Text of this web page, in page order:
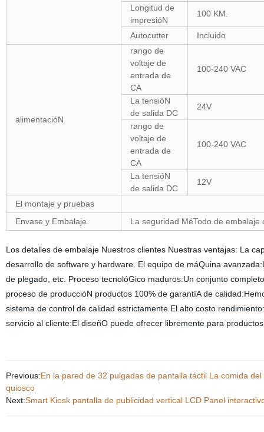
Longitud de
impresióN
100 KM.
Autocutter Incluido
alimentacióN
rango de
voltaje de
entrada de
CA
100-240 VAC
La tensióN
de salida DC
24V
rango de
voltaje de
entrada de
CA
100-240 VAC
La tensióN
de salida DC
12V
El montaje y pruebas
Envase y Embalaje
La seguridad MéTodo de
Los detalles de embalaje Nuestros clientes Nuestras ventajas: La
desarrollo de software y hardware. El equipo de máQuina
de plegado, etc. Proceso tecnolóGico maduros:Un conjunto
proceso de produccióN productos 100% de garantíA de
sistema de control de calidad estrictamente El alto costo
servicio al cliente:El diseñO puede ofrecer libremente para
Previous:En la pared de 32 pulgadas de pantalla táctil La comida
quiosco
Next:Smart Kiosk pantalla de publicidad vertical LCD Panel